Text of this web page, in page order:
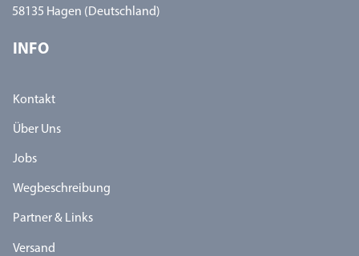
58135 Hagen (Deutschland)
INFO
Kontakt
Über Uns
Jobs
Wegbeschreibung
Partner & Links
Versand